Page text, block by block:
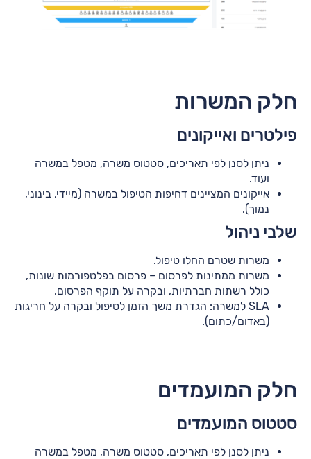
חלק המשרות
פילטרים ואייקונים
ניתן לסנן לפי תאריכים, סטטוס משרה, מטפל במשרה
ועוד.
אייקונים המציינים דחיפות הטיפול במשרה (מיידי, בינוני,
נמוך).
שלבי ניהול
משרות שטרם החלו טיפול.
משרות ממתינות לפרסום – פרסום בפלטפורמות שונות,
כולל רשתות חברתיות, ובקרה על תוקף הפרסום.
SLA למשרה: הגדרת משך הזמן לטיפול ובקרה על חריגות
(באדום/כתום).
חלק המועמדים
סטטוס המועמדים
ניתן לסנן לפי תאריכים, סטטוס משרה, מטפל במשרה